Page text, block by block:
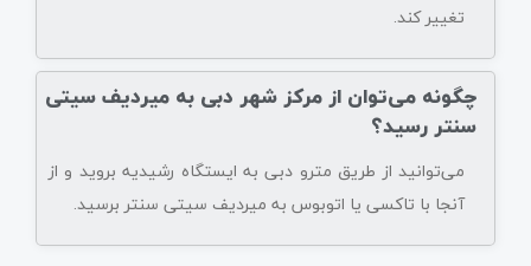
تغییر کند.
چگونه می‌توان از مرکز شهر دبی به میردیف سیتی
سنتر رسید؟
می‌توانید از طریق مترو دبی به ایستگاه رشیدیه بروید و از
آنجا با تاکسی یا اتوبوس به میردیف سیتی سنتر برسید.